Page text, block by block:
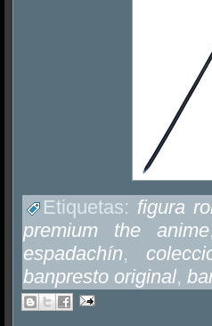
Etiquetas: figura
premium the anime
espadachín,
banpresto original,